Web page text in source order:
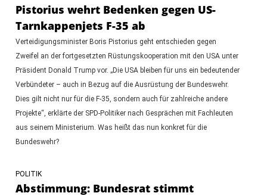
Pistorius wehrt Bedenken gegen US-
Tarnkappenjets F-35 ab
Verteidigungsminister Boris Pistorius geht entschieden gegen
Zweifel an der fortgesetzten Rüstungskooperation mit den USA unter
Präsident Donald Trump vor. „Die USA bleiben für uns ein bedeutender
Verbündeter – auch in Bezug auf die Ausrüstung der Bundeswehr.
Dies gilt nicht nur für die F-35, sondern auch für zahlreiche andere
Projekte“, erklärte der SPD-Politiker nach Gesprächen mit Fachleuten
aus seinem Ministerium. Was heißt das nun konkret für die
Bundeswehr?
POLITIK
Abstimmung: Bundesrat stimmt